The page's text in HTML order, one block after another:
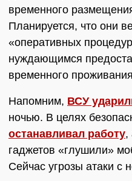
временного
Планируется, что они
«оперативных
нуждающимся
временного
Напомним, ВСУ
ночью. В целях
останавливал работу,
гаджетов «глушили»
Сейчас угрозы атаки с